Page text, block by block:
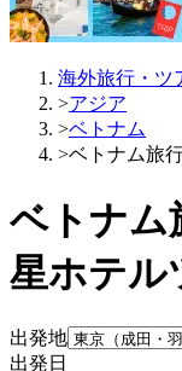
海外旅行・ツ
>アジア
>ベトナム
>ベトナム旅
ベトナム
星ホテル
出発地
出発日